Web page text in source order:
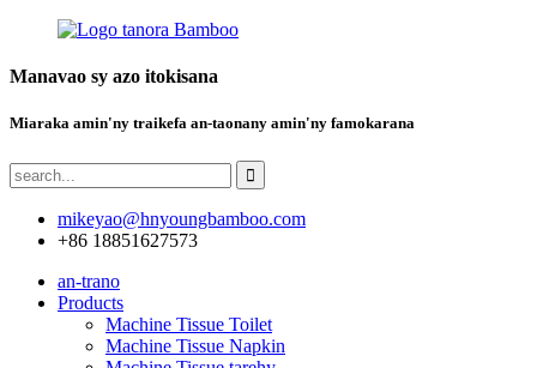
Manavao sy azo itokisana
Miaraka amin'ny traikefa an-taonany amin'ny famokarana
mikeyao@hnyoungbamboo.com
+86 18851627573
an-trano
Products
Machine Tissue Toilet
Machine Tissue Napkin